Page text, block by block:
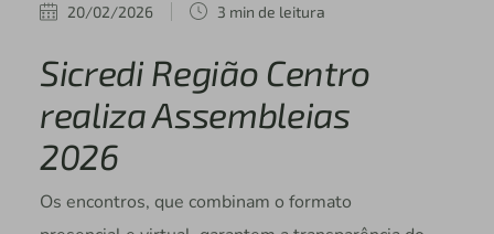
20/02/2026 3 min de leitura
Sicredi Região Centro
realiza Assembleias
2026
Os encontros, que combinam o formato